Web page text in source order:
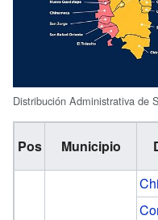
Distribución Administrativa de
Pos Municipio